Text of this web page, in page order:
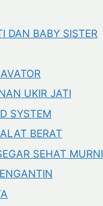
DAN BABY SISTER
UKIR JATI
SYSTEM
BERAT
SEHAT MURNI